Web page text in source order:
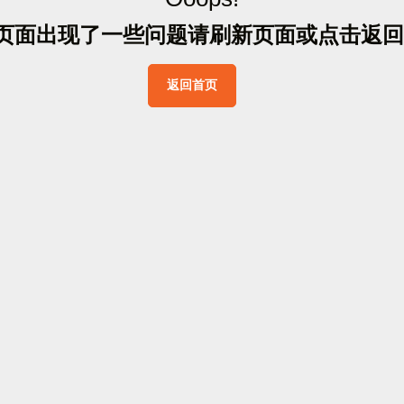
面出现了一些问题请刷新页面或点击返 回
返回首页